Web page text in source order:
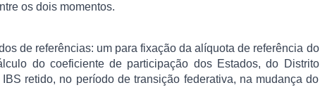
os dois momentos.
de referências: um para fixação da alíquota de referência do
do coeficiente de participação dos Estados, do Distrito
retido, no período de transição federativa, na mudança do